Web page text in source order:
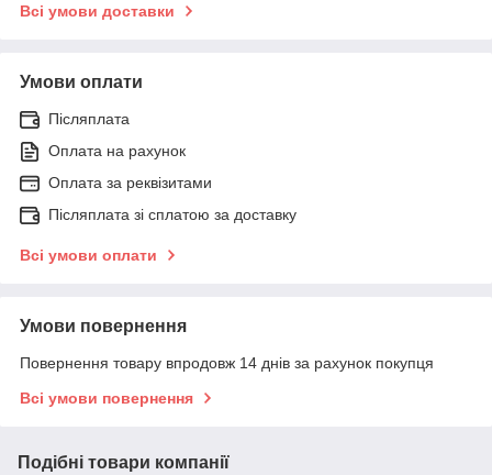
Всі умови доставки
Умови оплати
Післяплата
Оплата на рахунок
Оплата за реквізитами
Післяплата зі сплатою за доставку
Всі умови оплати
Умови повернення
Повернення товару впродовж 14 днів за рахунок покупця
Всі умови повернення
Подібні товари компанії